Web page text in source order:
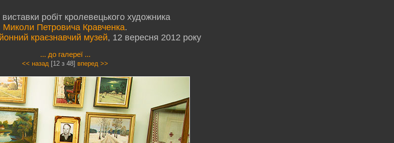
виставки робіт кролевецького художника
Миколи Петровича Кравченка.
краєзнавчий музей, 12 вересня 2012 року
... до галереї ...
<< назад [12 з 48] вперед >>